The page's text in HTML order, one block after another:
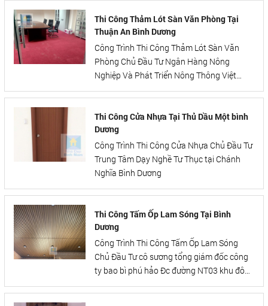
Thi Công Thảm Lót Sàn Văn Phòng Tại
Thuận An Bình Dương
Công Trình Thi Công Thảm Lót Sàn Văn
Phòng Chủ Đầu Tư Ngân Hàng Nông
Nghiệp Và Phát Triển Nông Thông Việt
Nam - Chi Nhánh TP Thuận An,Sóng
Thi Công Cửa Nhựa Tại Thủ Dầu Một bình
Dương
Công Trình Thi Công Cửa Nhựa Chủ Đầu Tư
Trung Tâm Dạy Nghề Tư Thục tại Chánh
Nghĩa Bình Dương
Thi Công Tấm Ốp Lam Sóng Tại Bình
Dương
Công Trình Thi Công Tấm Ốp Lam Sóng
Chủ Đầu Tư cô sương tổng giám đốc công
ty bao bì phú hảo Đc đường NT03 khu đô
thị mỹ phước